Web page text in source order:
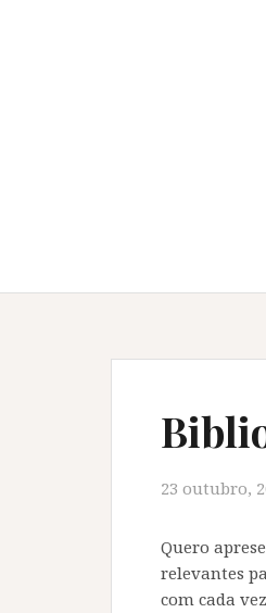
23 outubro,
Quero
relevantes
com cada